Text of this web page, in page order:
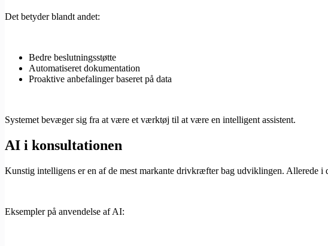
Det betyder blandt andet:
Bedre beslutningsstøtte
Automatiseret dokumentation
Proaktive anbefalinger baseret på data
Systemet bevæger sig fra at være et værktøj til at være en intelligent assistent.
AI i konsultationen
Kunstig intelligens er en af de mest markante drivkræfter bag udviklingen. Allerede
Eksempler på anvendelse af AI: